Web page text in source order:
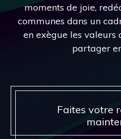
moments de joie,
communes dans un
en exègue les valeurs
partager
Faites votre